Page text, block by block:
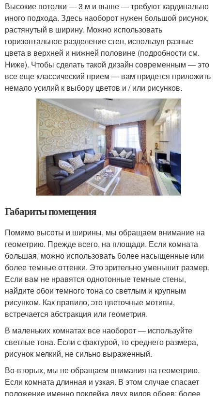
Высокие потолки — 3 м и выше — требуют кардинально
иного подхода. Здесь наоборот нужен большой рисунок,
растянутый в ширину. Можно использовать
горизонтальное разделение стен, используя разные
цвета в верхней и нижней половине (подробности см.
Ниже). Чтобы сделать такой дизайн современным — это
все еще классический прием — вам придется приложить
немало усилий к выбору цветов и / или рисунков.
Габариты помещения
Помимо высоты и ширины, мы обращаем внимание на
геометрию. Прежде всего, на площади. Если комната
большая, можно использовать более насыщенные или
более темные оттенки. Это зрительно уменьшит размер.
Если вам не нравятся однотонные темные стены,
найдите обои темного тона со светлым и крупным
рисунком. Как правило, это цветочные мотивы,
встречается абстракция или геометрия.
В маленьких комнатах все наоборот — используйте
светлые тона. Если с фактурой, то среднего размера,
рисунок мелкий, не сильно выраженный.
Во-вторых, мы не обращаем внимания на геометрию.
Если комната длинная и узкая. В этом случае спасает
положение именно поклейка двух видов обоев: более